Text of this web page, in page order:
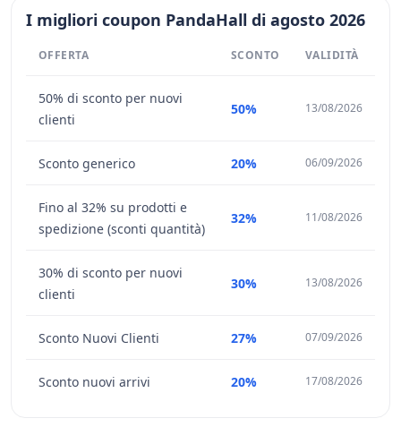
I migliori coupon PandaHall di agosto 2026
OFFERTA SCONTO VALIDITÀ
50% di sconto per nuovi
clienti
50% 13/08/2026
Sconto generico 20% 06/09/2026
Fino al 32% su prodotti e
spedizione (sconti quantità)
32% 11/08/2026
30% di sconto per nuovi
clienti
30% 13/08/2026
Sconto Nuovi Clienti 27% 07/09/2026
Sconto nuovi arrivi 20% 17/08/2026